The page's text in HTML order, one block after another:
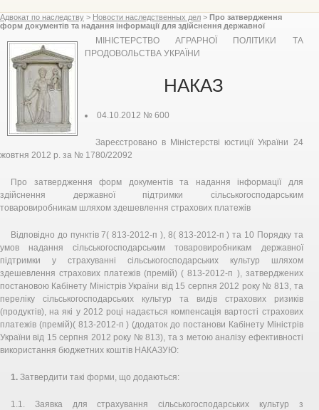
Адвокат по наследству > Новости наследственных дел > Про затвердження
форм документів та надання інформації для здійснення державної
підтримки сільськогосподарським товаровиробникам шляхом
здешевлення страхових платежів, Міністерство аграрної політики та
продовольства України
МІНІСТЕРСТВО АГРАРНОЇ ПОЛІТИКИ ТА
ПРОДОВОЛЬСТВА УКРАЇНИ
НАКАЗ
04.10.2012 № 600
Зареєстровано в Міністерстві юстиції України 24
жовтня 2012 р. за № 1780/22092
Про затвердження форм документів та надання інформації для
здійснення державної підтримки сільськогосподарським
товаровиробникам шляхом здешевлення страхових платежів
Відповідно до пунктів 7( 813-2012-п ), 8( 813-2012-п ) та 10 Порядку та
умов надання сільськогосподарським товаровиробникам державної
підтримки у страхуванні сільськогосподарських культур шляхом
здешевлення страхових платежів (премій) ( 813-2012-п ), затверджених
постановою Кабінету Міністрів України від 15 серпня 2012 року № 813, та
переліку сільськогосподарських культур та видів страхових ризиків
(продуктів), на які у 2012 році надається компенсація вартості страхових
платежів (премій)( 813-2012-п ) (додаток до постанови Кабінету Міністрів
України від 15 серпня 2012 року № 813), та з метою аналізу ефективності
використання бюджетних коштів НАКАЗУЮ:
1. Затвердити такі форми, що додаються:
1.1. Заявка для страхування сільськогосподарських культур з